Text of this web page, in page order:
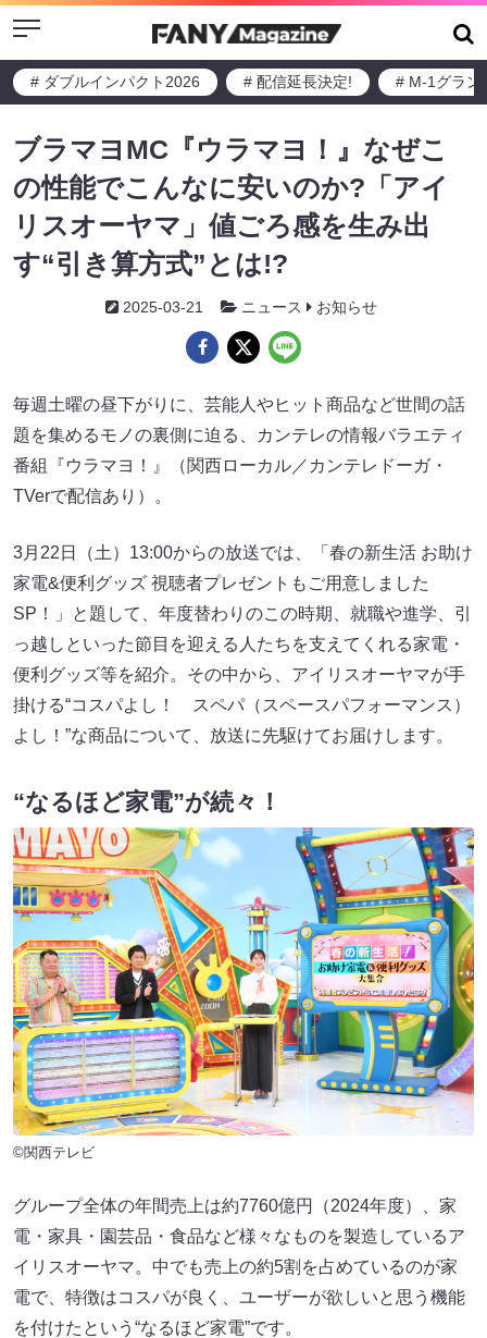
Menu
# ダブルインパクト2026 # 配信延長決定! # M-1グラン
ブラマヨMC『ウラマヨ！』なぜこ
の性能でこんなに安いのか?「アイ
リスオーヤマ」値ごろ感を生み出
す“引き算方式”とは!?
2025-03-21 ニュース お知らせ
毎週土曜の昼下がりに、芸能人やヒット商品など世間の話
題を集めるモノの裏側に迫る、カンテレの情報バラエティ
番組『ウラマヨ！』（関西ローカル／カンテレドーガ・
TVerで配信あり）。
3月22日（土）13:00からの放送では、「春の新生活 お助け
家電&便利グッズ 視聴者プレゼントもご用意しました
SP！」と題して、年度替わりのこの時期、就職や進学、引
っ越しといった節目を迎える人たちを支えてくれる家電・
便利グッズ等を紹介。その中から、アイリスオーヤマが手
掛ける“コスパよし！ スペパ（スペースパフォーマンス）
よし！”な商品について、放送に先駆けてお届けします。
“なるほど家電”が続々！
©関西テレビ
グループ全体の年間売上は約7760億円（2024年度）、家
電・家具・園芸品・食品など様々なものを製造しているア
イリスオーヤマ。中でも売上の約5割を占めているのが家
電で、特徴はコスパが良く、ユーザーが欲しいと思う機能
を付けたという“なるほど家電”です。